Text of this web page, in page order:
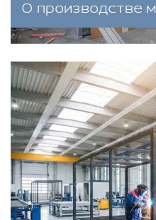
О производстве